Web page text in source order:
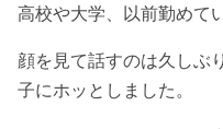
高校や大学、以前勤めて
顔を見て話すのは久しぶ
子にホッとしました。